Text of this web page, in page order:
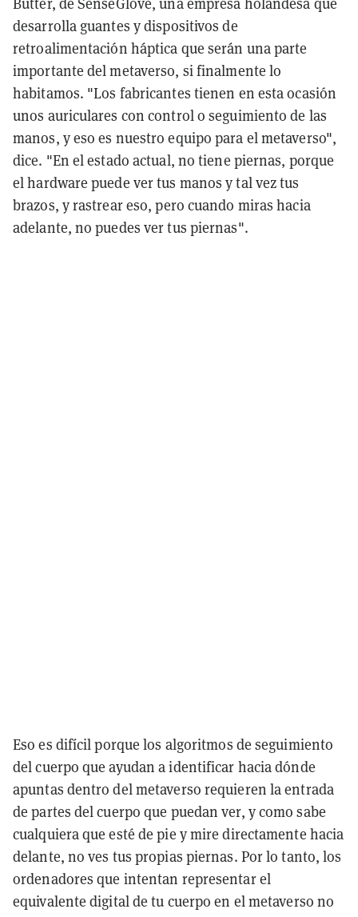
desarrolla guantes y dispositivos de
retroalimentación háptica que serán una parte
importante del metaverso, si finalmente lo
habitamos. "Los fabricantes tienen en esta ocasión
unos auriculares con control o seguimiento de las
manos, y eso es nuestro equipo para el metaverso",
dice. "En el estado actual, no tiene piernas, porque
el hardware puede ver tus manos y tal vez tus
brazos, y rastrear eso, pero cuando miras hacia
adelante, no puedes ver tus piernas".
Eso es difícil porque los algoritmos de seguimiento
del cuerpo que ayudan a identificar hacia dónde
apuntas dentro del metaverso requieren la entrada
de partes del cuerpo que puedan ver, y como sabe
cualquiera que esté de pie y mire directamente hacia
delante, no ves tus propias piernas. Por lo tanto, los
ordenadores que intentan representar el
equivalente digital de tu cuerpo en el metaverso no